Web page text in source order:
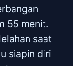
55 menit.
saat
siapin diri